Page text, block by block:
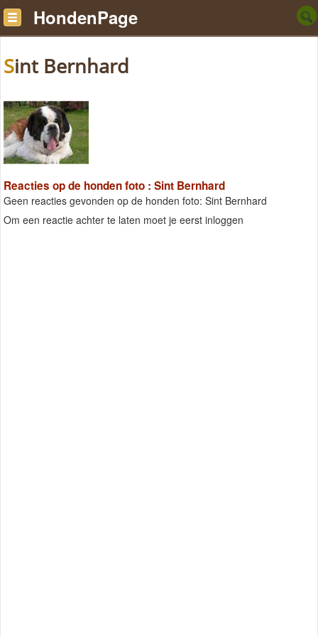
HondenPage
Sint Bernhard
Reacties op de honden foto : Sint Bernhard
Geen reacties gevonden op de honden foto: Sint Bernhard
Om een reactie achter te laten moet je eerst inloggen